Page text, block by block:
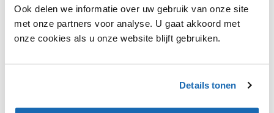
Ook delen we informatie over uw gebruik van onze site
met onze partners voor analyse. U gaat akkoord met
onze cookies als u onze website blijft gebruiken.
Details tonen
1